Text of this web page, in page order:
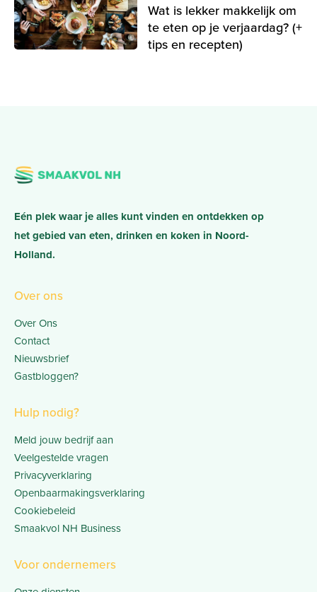
Wat is lekker makkelijk om
te eten op je verjaardag? (+
tips en recepten)
Eén plek waar je alles kunt vinden en ontdekken op
het gebied van eten, drinken en koken in Noord-
Holland.
Over ons
Over Ons
Contact
Nieuwsbrief
Gastbloggen?
Hulp nodig?
Meld jouw bedrijf aan
Veelgestelde vragen
Privacyverklaring
Openbaarmakingsverklaring
Cookiebeleid
Smaakvol NH Business
Voor ondernemers